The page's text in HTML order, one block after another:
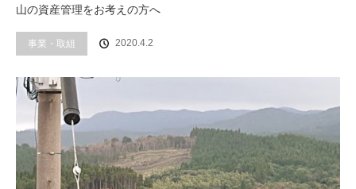
山の資産管理をお考えの方へ
事業・取組 2020.4.2